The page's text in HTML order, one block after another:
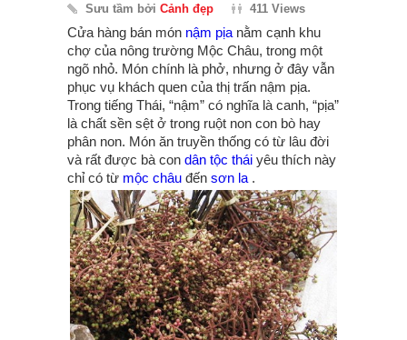
Sưu tầm bởi Cảnh đẹp 411 Views
Cửa hàng bán món nậm pịa nằm cạnh khu
chợ của nông trường Mộc Châu, trong một
ngõ nhỏ. Món chính là phở, nhưng ở đây vẫn
phục vụ khách quen của thị trấn nậm pịa.
Trong tiếng Thái, “nậm” có nghĩa là canh, “pịa”
là chất sền sệt ở trong ruột non con bò hay
phân non. Món ăn truyền thống có từ lâu đời
và rất được bà con dân tộc thái yêu thích này
chỉ có từ mộc châu đến sơn la .